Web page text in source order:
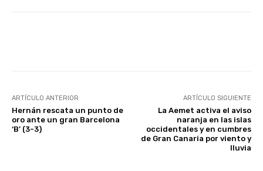
ARTÍCULO ANTERIOR
Hernán rescata un punto de
oro ante un gran Barcelona
‘B’ (3-3)
ARTÍCULO SIGUIENTE
La Aemet activa el aviso
naranja en las islas
occidentales y en cumbres
de Gran Canaria por viento y
lluvia